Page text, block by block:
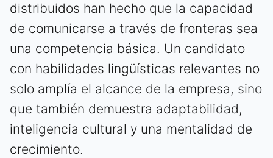
distribuidos han hecho que la capacidad
de comunicarse a través de fronteras sea
una competencia básica. Un candidato
con habilidades lingüísticas relevantes no
solo amplía el alcance de la empresa, sino
que también demuestra adaptabilidad,
inteligencia cultural y una mentalidad de
crecimiento.